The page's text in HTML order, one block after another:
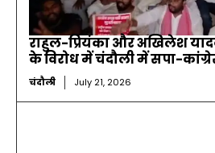
राहुल-प्रियंका और अखिलेश
के विरोध में चंदौली में सपा-
चंदौली July 21, 2026